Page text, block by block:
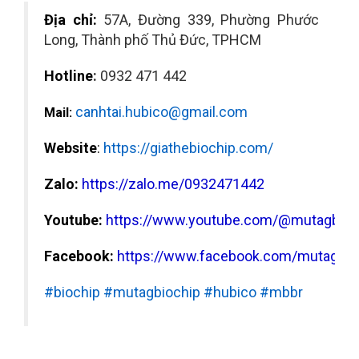
Địa chỉ: 57A, Đường 339, Phường Phước
Long, Thành phố Thủ Đức, TPHCM
Hotline: 0932 471 442
Mail: canhtai.hubico@gmail.com
Website: https://giathebiochip.com/
Zalo: https://zalo.me/0932471442
Youtube: https://www.youtube.com/@m
Facebook: https://www.facebook.com/
#biochip #mutagbiochip #hubico #mbbr